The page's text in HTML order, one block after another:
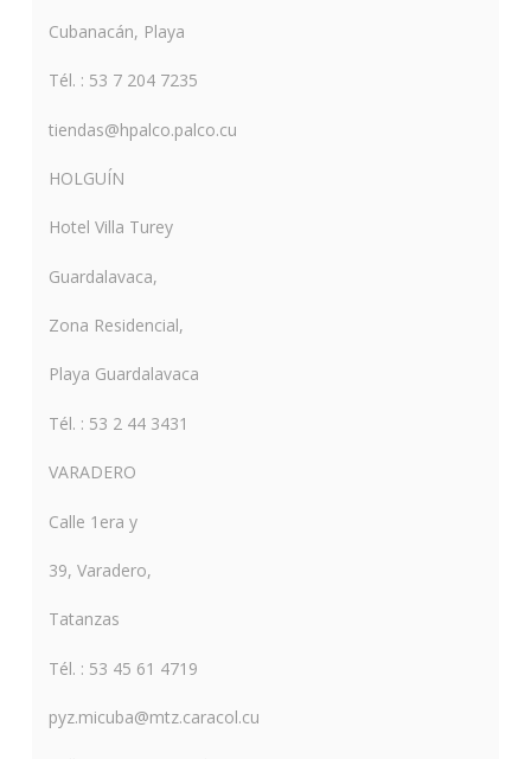
Cubanacán, Playa
Tél. : 53 7 204 7235
tiendas@hpalco.palco.cu
HOLGUÍN
Hotel Villa Turey
Guardalavaca,
Zona Residencial,
Playa Guardalavaca
Tél. : 53 2 44 3431
VARADERO
Calle 1era y
39, Varadero,
Tatanzas
Tél. : 53 45 61 4719
pyz.micuba@mtz.caracol.cu